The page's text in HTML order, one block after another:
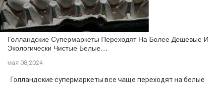
Голландские Супермаркеты Переходят На Более Дешевые И
Экологически Чистые Белые…
мая 08,2024
Голландские супермаркеты все чаще переходят на белые